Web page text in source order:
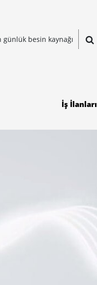
günlük besin kaynağı
İş İlanları